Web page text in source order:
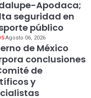
Apodaca;
seguridad en
público
Agosto 06, 2026
de México
conclusiones
de
y